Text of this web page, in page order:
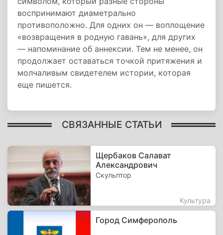
воспринимают диаметрально
противоположно. Для одних он — воплощение
«возвращения в родную гавань», для других
— напоминание об аннексии. Тем не менее, он
продолжает оставаться точкой притяжения и
молчаливым свидетелем истории, которая
еще пишется.
СВЯЗАННЫЕ СТАТЬИ
Щербаков Салават
Александрович
Скульптор
Культура
Город Симферополь